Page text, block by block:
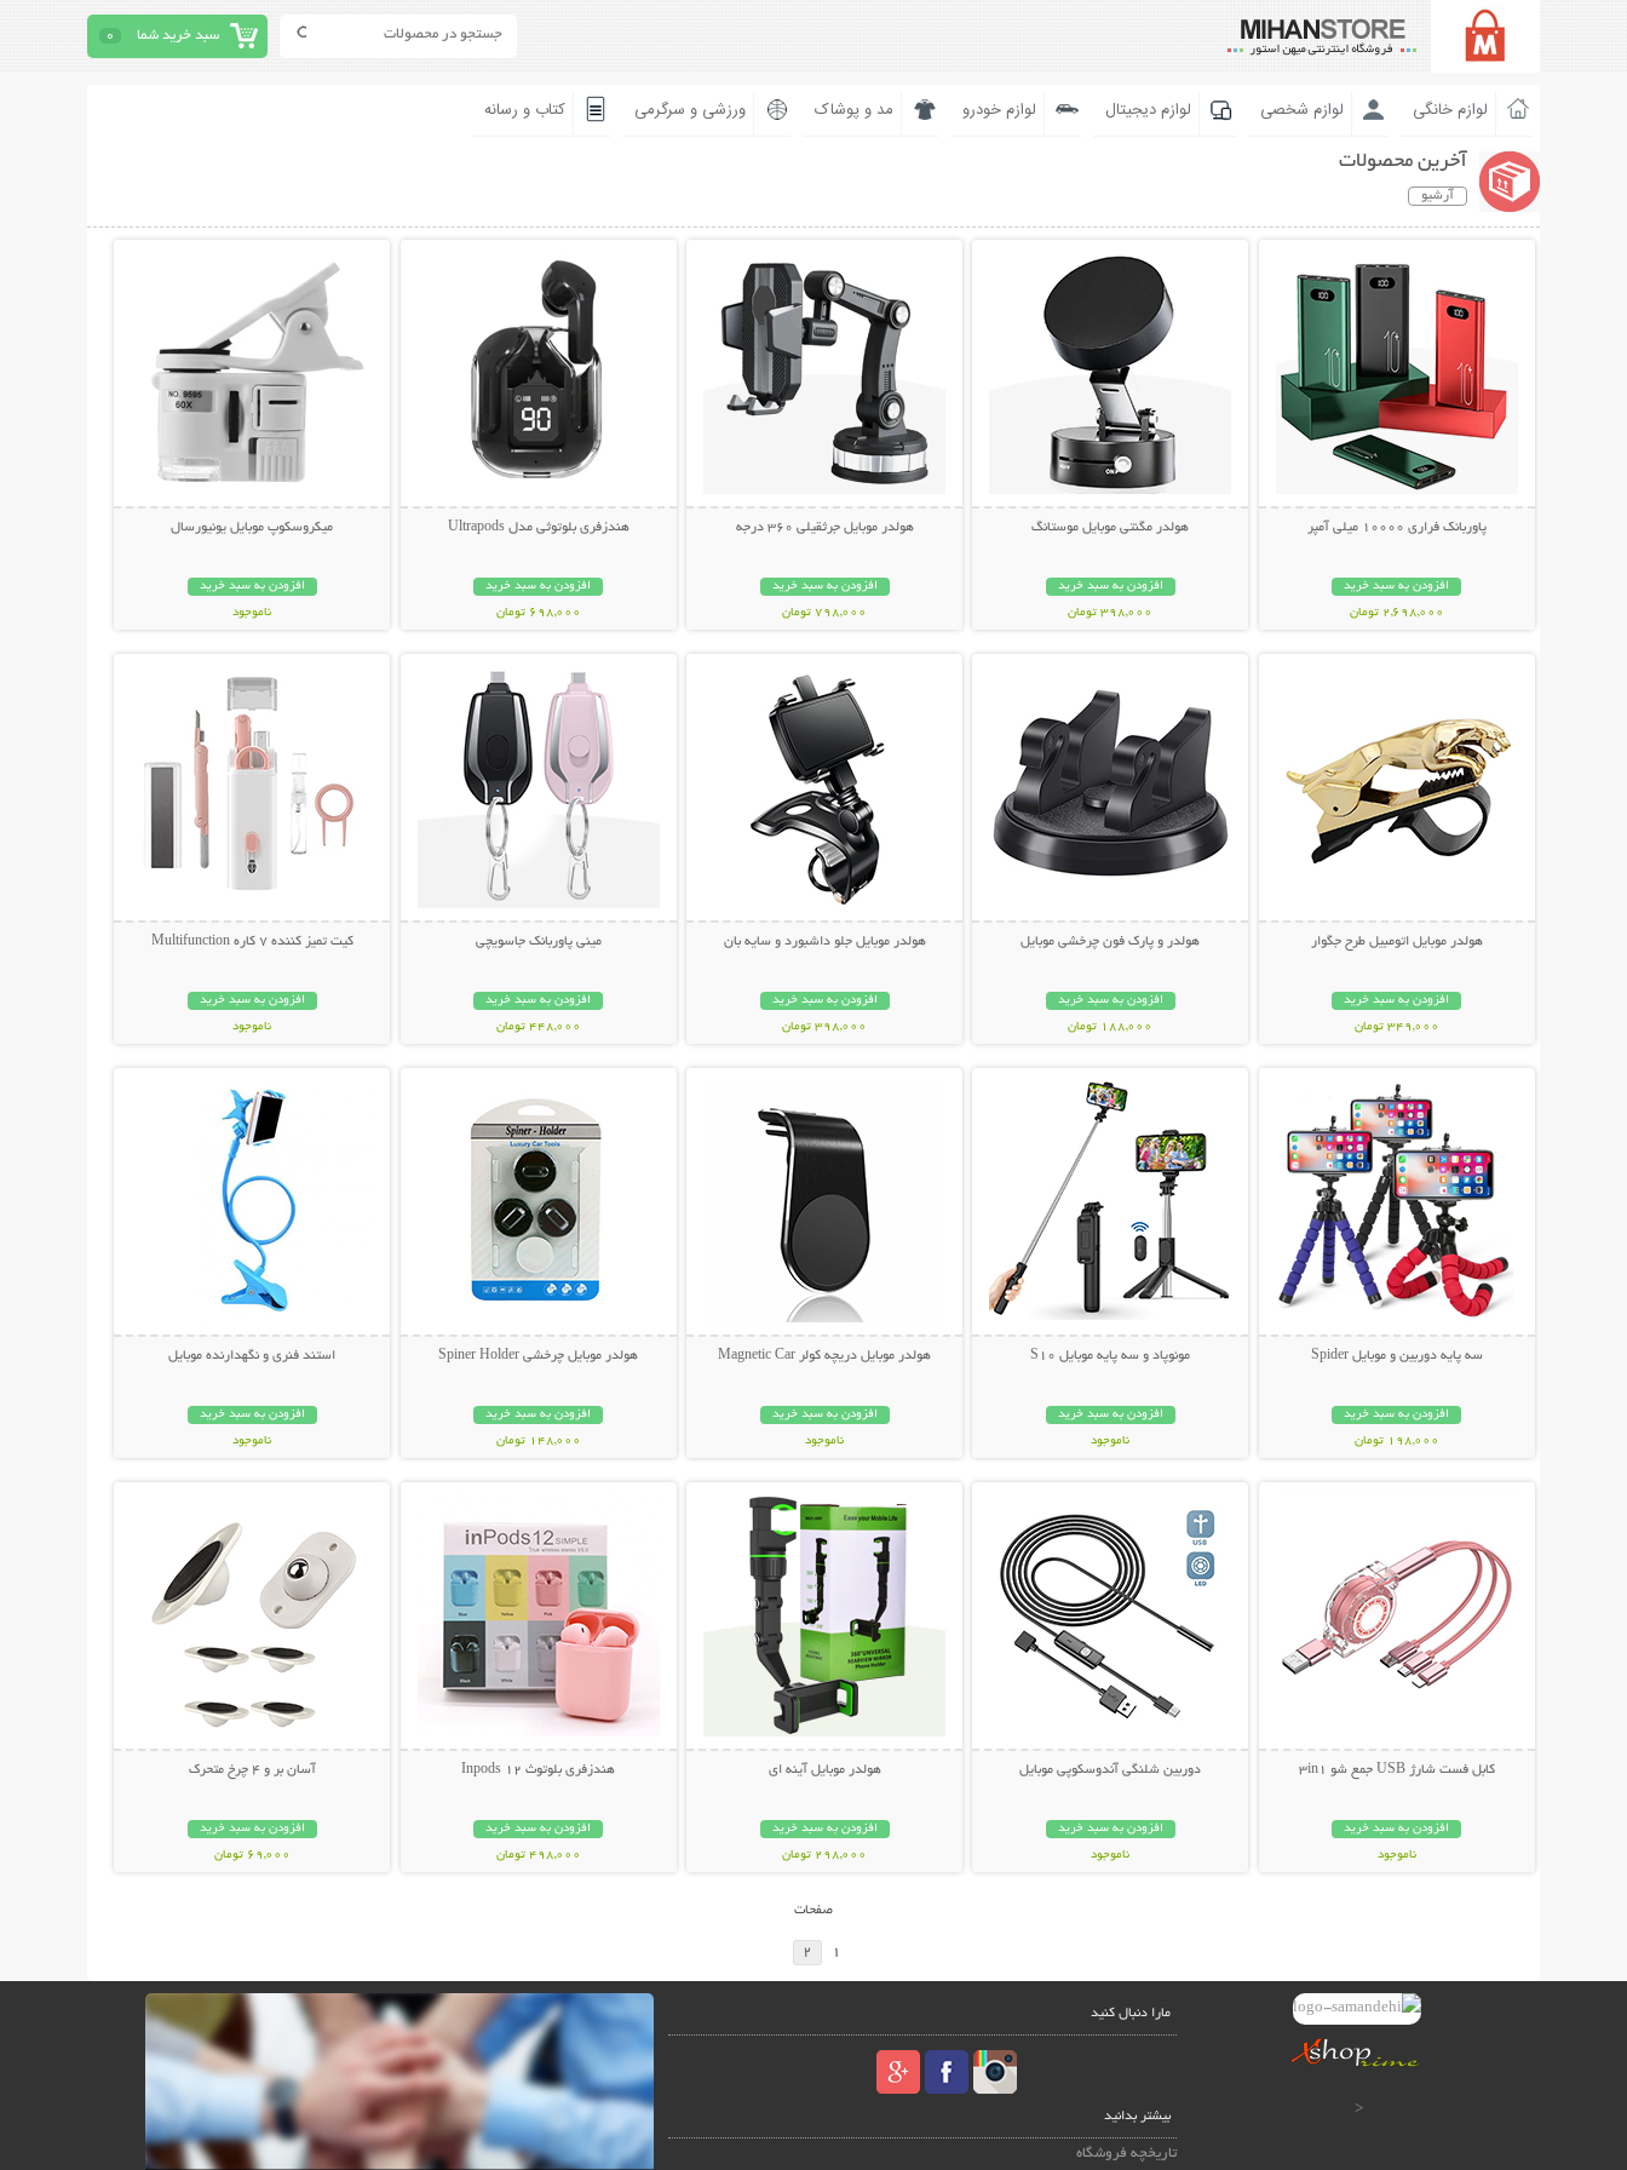
سبد خرید شما 0
لوازم خانگی لوازم شخصی لوازم دیجیتال لوازم خودرو مد و پوشاک ورزشی و سرگرمی کتاب و رسانه
آخرین محصولات
آرشیو
پاوربانک فراری 10000 میلی آمپر
افزودن به سبد خرید
2,698,000 تومان
هولدر مگنتی موبایل موستانگ
افزودن به سبد خرید
398,000 تومان
هولدر موبایل جرثقیلی 360 درجه
افزودن به سبد خرید
798,000 تومان
هندزفری بلوتوثی مدل Ultrapods
افزودن به سبد خرید
698,000 تومان
میکروسکوپ موبایل یونیورسال
افزودن به سبد خرید
ناموجود
هولدر موبایل اتومبیل طرح جگوار
افزودن به سبد خرید
349,000 تومان
هولدر و پارک فون چرخشی موبایل
افزودن به سبد خرید
188,000 تومان
هولدر موبایل جلو داشبورد و سایه بان
افزودن به سبد خرید
398,000 تومان
مینی پاوربانک جاسویچی
افزودن به سبد خرید
448,000 تومان
کیت تمیز کننده 7 کاره Multifunction
افزودن به سبد خرید
ناموجود
سه پایه دوربین و موبایل Spider
افزودن به سبد خرید
198,000 تومان
مونوپاد و سه پایه موبایل S10
افزودن به سبد خرید
ناموجود
هولدر موبایل دریچه کولر Magnetic Car
افزودن به سبد خرید
ناموجود
هولدر موبایل چرخشی Spiner Holder
افزودن به سبد خرید
148,000 تومان
استند فنری و نگهدارنده موبایل
افزودن به سبد خرید
ناموجود
کابل فست شارژ USB جمع شو 3in1
افزودن به سبد خرید
ناموجود
دوربین شلنگی آندوسکوپی موبایل
افزودن به سبد خرید
ناموجود
هولدر موبایل آینه ای
افزودن به سبد خرید
298,000 تومان
هندزفری بلوتوث Inpods 12
افزودن به سبد خرید
498,000 تومان
آسان بر و 4 چرخ متحرک
افزودن به سبد خرید
69,000 تومان
صفحات
1
2
<
مارا دنبال کنید
بیشتر بدانید
تاریخچه فروشگاه